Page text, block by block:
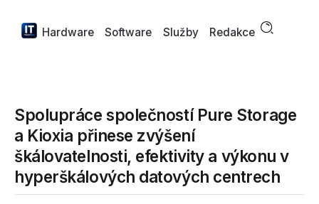
Hardware Software Služby Redakce
Spolupráce společností Pure Storage
a Kioxia přinese zvýšení
škálovatelnosti, efektivity a výkonu v
hyperškálových datových centrech